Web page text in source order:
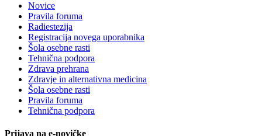
Novice
Pravila foruma
Radiestezija
Registracija novega uporabnika
Šola osebne rasti
Tehnična podpora
Zdrava prehrana
Zdravje in alternativna medicina
Šola osebne rasti
Pravila foruma
Tehnična podpora
Prijava na e-novičke